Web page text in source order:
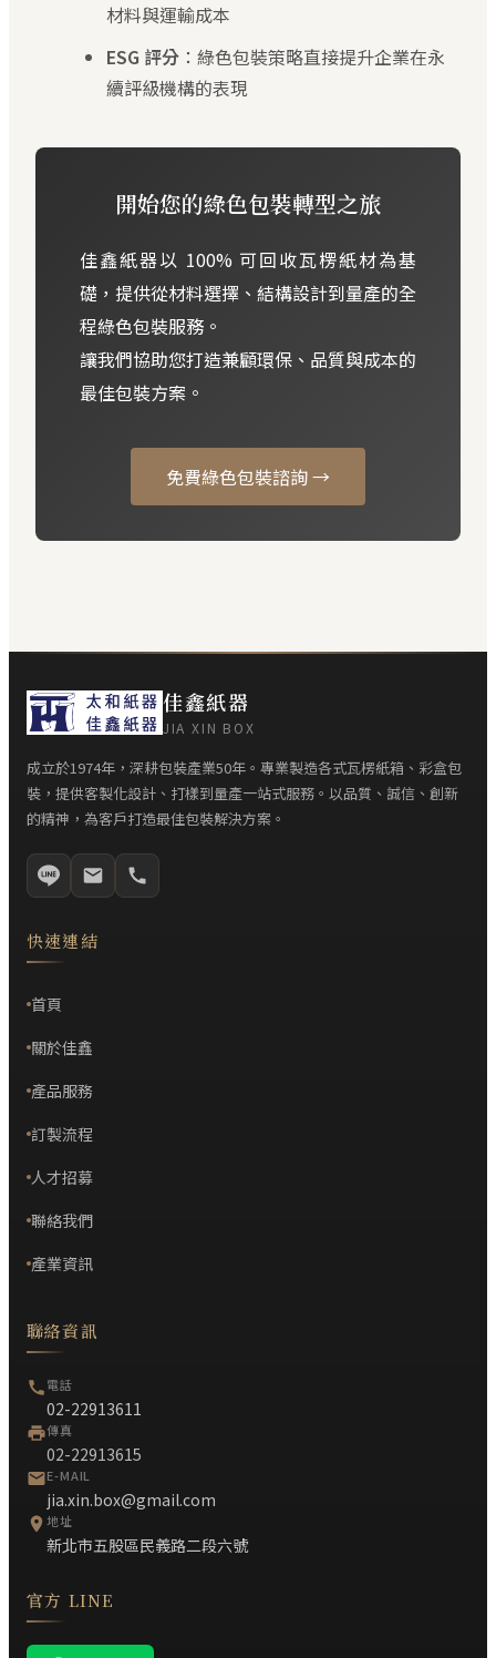
材料與運輸成本
ESG 評分 ：綠色包裝策略直接提升企業在永
續評級機構的表現
開始您的綠色包裝轉型之旅
佳鑫紙器以 100% 可回收瓦楞紙材為基
礎，提供從材料選擇、結構設計到量產的全
程綠色包裝服務。
讓我們協助您打造兼顧環保、品質與成本的
最佳包裝方案。
免費綠色包裝諮詢 →
佳鑫紙器
JIA XIN BOX
成立於1974年，深耕包裝產業50年。專業製造各式瓦楞紙箱、彩盒包
裝，提供客製化設計、打樣到量產一站式服務。以品質、誠信、創新
的精神，為客戶打造最佳包裝解決方案。
快速連結
首頁
關於佳鑫
產品服務
訂製流程
人才招募
聯絡我們
產業資訊
聯絡資訊
電話
02-22913611
傳真
02-22913615
E-MAIL
jia.xin.box@gmail.com
地址
新北市五股區民義路二段六號
官方 LINE